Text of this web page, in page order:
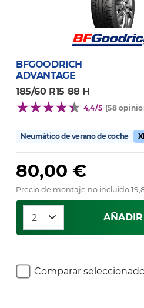
BFGOODRICH
ADVANTAGE
185/60 R15 88 H
4,4/5 (58
Neumático de verano de coche
80,00 €
Precio de montaje no incluido
Comparar